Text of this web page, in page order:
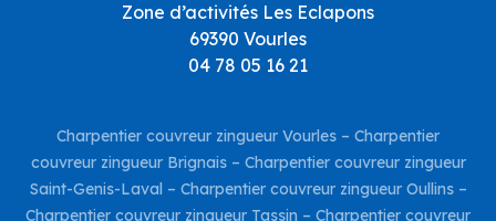
Zone d’activités Les Eclapons
69390 Vourles
04 78 05 16 21
Charpentier couvreur zingueur Vourles – Charpentier
couvreur zingueur Brignais– Charpentier couvreur zingueur
Saint-Genis-Laval – Charpentier couvreur zingueur Oullins–
Charpentier couvreur zingueur Tassin – Charpentier couvreur